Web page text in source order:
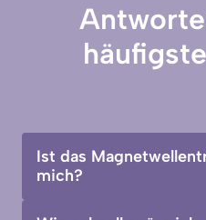
Ist das
mich?